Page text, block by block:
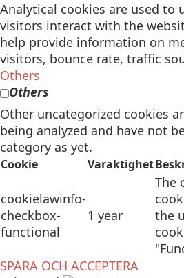
Analytical cookies are used to
visitors interact with the
help provide information on
visitors, bounce rate, traffic
Others
Others
Other uncategorized cookies
being analyzed and have not
category as yet.
Cookie Varaktighet
cookielawinfo-
checkbox-
functional
1 year
The
the
SPARA OCH ACCEPTERA